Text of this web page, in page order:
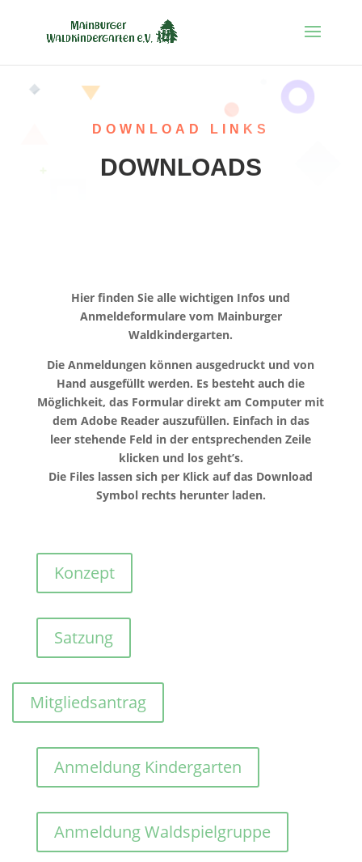
DOWNLOAD LINKS
DOWNLOADS
Hier finden Sie alle wichtigen Infos und
Anmeldeformulare vom Mainburger
Waldkindergarten.
Die Anmeldungen können ausgedruckt und von
Hand ausgefüllt werden. Es besteht auch die
Möglichkeit, das Formular direkt am Computer mit
dem Adobe Reader auszufüllen. Einfach in das
leer stehende Feld in der entsprechenden Zeile
klicken und los geht’s.
Die Files lassen sich per Klick auf das Download
Symbol rechts herunter laden.
Konzept
Satzung
Mitgliedsantrag
Anmeldung Kindergarten
Anmeldung Waldspielgruppe